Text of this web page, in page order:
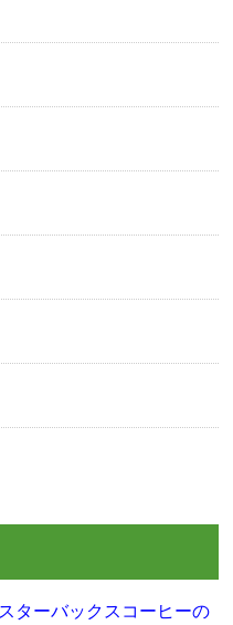
ターバックスコーヒーの